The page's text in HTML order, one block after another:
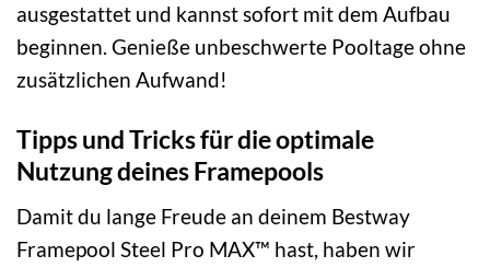
ausgestattet und kannst sofort mit dem Aufbau
beginnen. Genieße unbeschwerte Pooltage ohne
zusätzlichen Aufwand!
Tipps und Tricks für die optimale
Nutzung deines Framepools
Damit du lange Freude an deinem Bestway
Framepool Steel Pro MAX™ hast, haben wir